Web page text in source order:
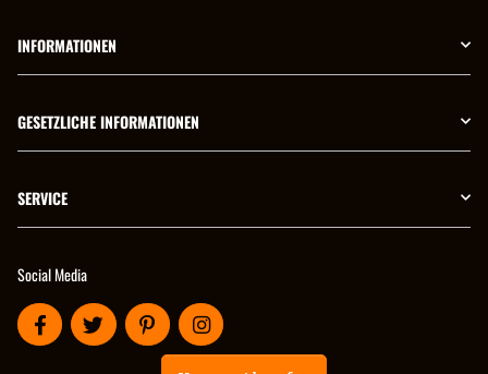
INFORMATIONEN
GESETZLICHE INFORMATIONEN
SERVICE
Social Media